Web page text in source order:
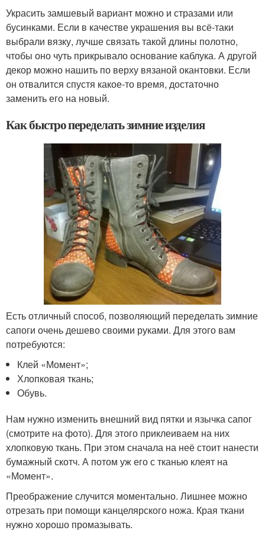
Украсить замшевый вариант можно и стразами или
бусинками. Если в качестве украшения вы всё-таки
выбрали вязку, лучше связать такой длины полотно,
чтобы оно чуть прикрывало основание каблука. А другой
декор можно нашить по верху вязаной окантовки. Если
он отвалится спустя какое-то время, достаточно
заменить его на новый.
Как быстро переделать зимние изделия
Есть отличный способ, позволяющий переделать зимние
сапоги очень дешево своими руками. Для этого вам
потребуются:
Клей «Момент»;
Хлопковая ткань;
Обувь.
Нам нужно изменить внешний вид пятки и язычка сапог
(смотрите на фото). Для этого приклеиваем на них
хлопковую ткань. При этом сначала на неё стоит нанести
бумажный скотч. А потом уж его с тканью клеят на
«Момент».
Преображение случится моментально. Лишнее можно
отрезать при помощи канцелярского ножа. Края ткани
нужно хорошо промазывать.